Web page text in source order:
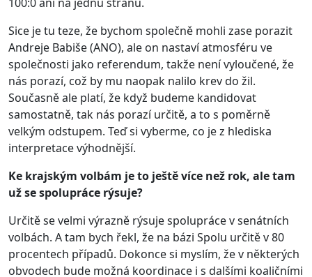
Sice je tu teze, že bychom společně mohli zase porazit
Andreje Babiše (ANO), ale on nastaví atmosféru ve
společnosti jako referendum, takže není vyloučené, že
nás porazí, což by mu naopak nalilo krev do žil.
Současně ale platí, že když budeme kandidovat
samostatně, tak nás porazí určitě, a to s poměrně
velkým odstupem. Teď si vyberme, co je z hlediska
interpretace výhodnější.
Ke krajským volbám je to ještě více než rok, ale tam
už se spolupráce rýsuje?
Určitě se velmi výrazně rýsuje spolupráce v senátních
volbách. A tam bych řekl, že na bázi Spolu určitě v 80
procentech případů. Dokonce si myslím, že v některých
obvodech bude možná koordinace i s dalšími koaličními